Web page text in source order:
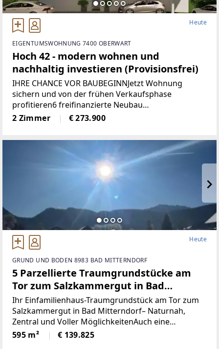
Heute
EIGENTUMSWOHNUNG 7400 OBERWART
Hoch 42 - modern wohnen und
nachhaltig investieren (Provisionsfrei)
IHRE CHANCE VOR BAUBEGINNJetzt Wohnung
sichern und von der frühen Verkaufsphase
profitieren6 freifinanzierte Neubau
EigentumswohnungenWohnungsgrößen von ca. 50
m² bis 68 m²Alle Wohnungen sind entweder mit
2 Zimmer € 273.900
Heute
GRUND UND BODEN 8983 BAD MITTERNDORF
5 Parzellierte Traumgrundstücke am
Tor zum Salzkammergut in Bad
Mitterndorf - naturnah, zentral und
voller Möglichkeiten (Provisionsfrei)
Ihr Einfamilienhaus-Traumgrundstück am Tor zum
Salzkammergut in Bad Mitterndorf– Naturnah,
Zentral und Voller MöglichkeitenAuch eine
touristische Vermietung ist nach Absprache mit der
Gemeinde möglich.Die Loipe und Therme
595 m² € 139.825